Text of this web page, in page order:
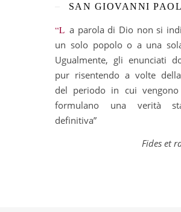
SAN GIOVANNI
“La parola di Dio non si indirizza ad
un solo popolo o a una
Ugualmente, gli enunciati
pur risentendo a volte
del periodo in cui
formulano una verità
definitiva”
Fides et